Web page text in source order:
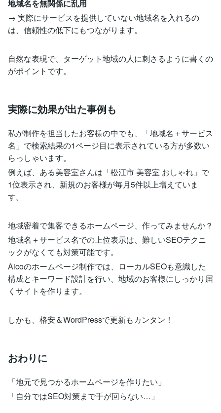
地域名を無関係に乱用
→ 実際にサービスを提供していない地域名を入れるの
は、信頼性の低下にもつながります。
自然な表現で、ターゲット地域の人に刺さるように書くの
がポイントです。
実際に効果が出た事例も
私が制作を担当したお客様の中でも、「地域名＋サービス
名」で検索結果の1ページ目に表示されている方が多数い
らっしゃいます。
例えば、ある美容室さんは「松江市 美容室 おしゃれ」で
1位表示され、新規のお客様が毎月5件以上増えていま
す。
地域密着で集客できるホームページ、作ってみませんか？
地域名＋サービス名での上位表示は、難しいSEOテクニ
ックがなくても対策可能です。
Aicoのホームページ制作では、ローカルSEOも意識した
構成とキーワード設計を行い、地域のお客様にしっかり届
くサイトを作ります。
しかも、格安＆WordPressで更新もカンタン！
おわりに
「地元で見つかるホームページを作りたい」
「自分ではSEO対策まで手が回らない…」